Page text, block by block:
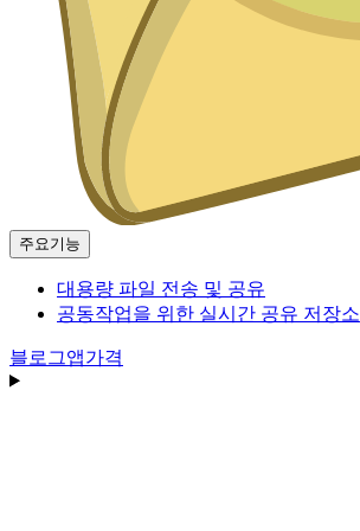
주요기능
대용량 파일 전송 및 공유
공동작업을 위한 실시간 공유 저장소
블로그앱가격